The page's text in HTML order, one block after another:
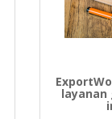
layanan